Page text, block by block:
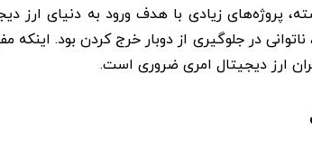
پروژه‌های زیادی با هدف ورود به دنیای ارز
ناتوانی در جلوگیری از دوبار خرج کردن بود.
ارز دیجیتال امری ضروری است.